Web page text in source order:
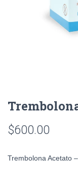
$600.00
Trembolona Acetato